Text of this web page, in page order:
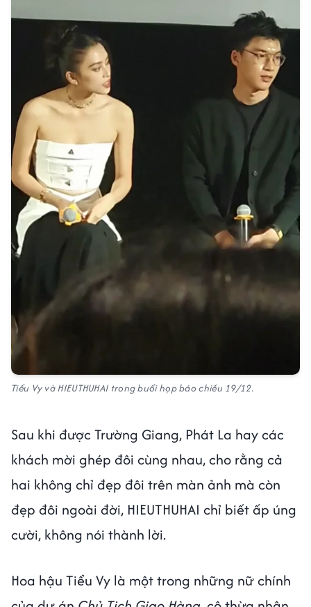
Tiểu Vy và HIEUTHUHAI trong buổi họp báo chiều 19/12.
Sau khi được Trường Giang, Phát La hay các
khách mời ghép đôi cùng nhau, cho rằng cả
hai không chỉ đẹp đôi trên màn ảnh mà còn
đẹp đôi ngoài đời, HIEUTHUHAI chỉ biết ấp úng
cười, không nói thành lời.
Hoa hậu Tiểu Vy là một trong những nữ chính